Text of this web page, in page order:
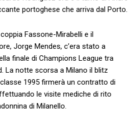
portoghese che arriva dal Porto.
Fassone-Mirabelli e il
Jorge Mendes, c’era stato a
finale di Champions League tra
La notte scorsa a Milano il blitz
1995 firmerà un contratto di
le visite mediche di rito
di Milanello.